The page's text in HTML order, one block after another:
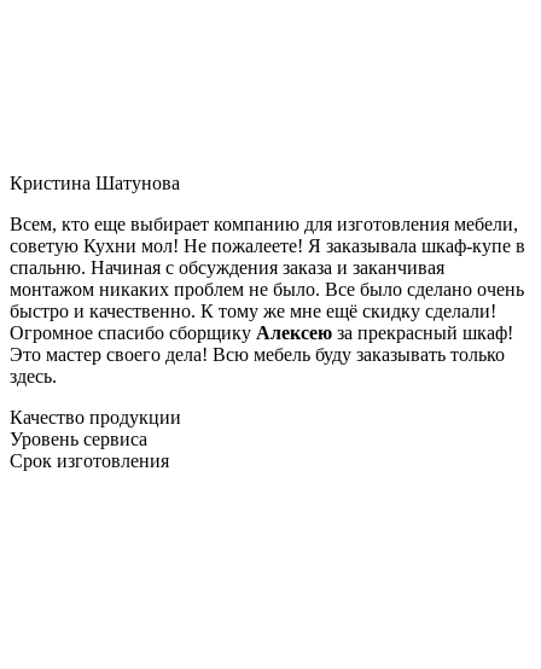
Кристина Шатунова
Всем, кто еще выбирает компанию для изготовления мебели,
советую Кухни мол! Не пожалеете! Я заказывала шкаф-купе в
спальню. Начиная с обсуждения заказа и заканчивая
монтажом никаких проблем не было. Все было сделано очень
быстро и качественно. К тому же мне ещё скидку сделали!
Огромное спасибо сборщику Алексею за прекрасный шкаф!
Это мастер своего дела! Всю мебель буду заказывать только
здесь.
Качество продукции
Уровень сервиса
Срок изготовления